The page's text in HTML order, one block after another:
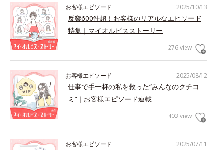
2025/10/13
お客様エピソード
反響600件超！お客様のリアルなエピソード
特集｜マイオルビスストーリー
276 view
2025/08/12
お客様エピソード
仕事で手一杯の私を救った“みんなのクチコ
ミ”｜お客様エピソード連載
403 view
2025/07/11
お客様エピソード